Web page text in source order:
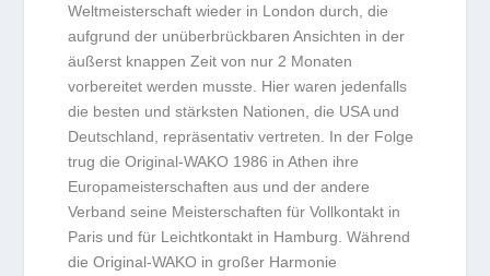
Weltmeisterschaft wieder in London durch, die
aufgrund der unüberbrückbaren Ansichten in der
äußerst knappen Zeit von nur 2 Monaten
vorbereitet werden musste. Hier waren jedenfalls
die besten und stärksten Nationen, die USA und
Deutschland, repräsentativ vertreten. In der Folge
trug die Original-WAKO 1986 in Athen ihre
Europameisterschaften aus und der andere
Verband seine Meisterschaften für Vollkontakt in
Paris und für Leichtkontakt in Hamburg. Während
die Original-WAKO in großer Harmonie